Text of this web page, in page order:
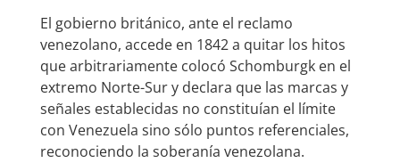
El gobierno británico, ante el reclamo
venezolano, accede en 1842 a quitar los hitos
que arbitrariamente colocó Schomburgk en el
extremo Norte-Sur y declara que las marcas y
señales establecidas no constituían el límite
con Venezuela sino sólo puntos referenciales,
reconociendo la soberanía venezolana.